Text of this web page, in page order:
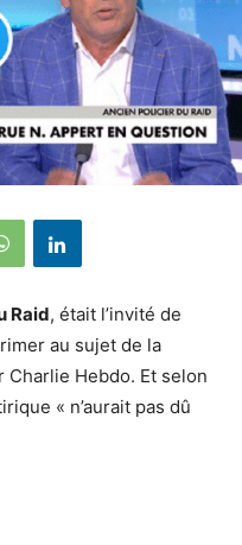
Raid, était l’invité de
au sujet de la
Hebdo. Et selon
« n’aurait pas dû